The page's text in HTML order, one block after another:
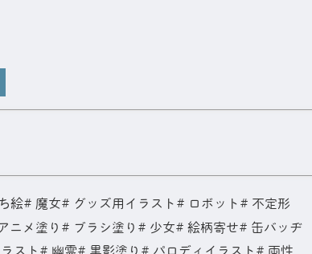
絵 魔女 グッズ用イラスト ロボット
不定形
ニメ塗り ブラシ塗り 少女 絵柄寄せ
缶バッヂ
スト 幽霊 黒影塗り パロディイラスト
両性